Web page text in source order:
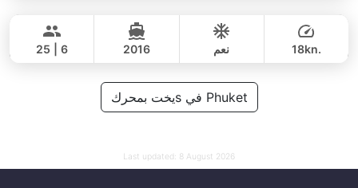
61,200 THB
LEOPARD 51FT
25 | 6 2016 نعم 18kn.
يخت بمحركs في Phuket
Last updated: 8 August 2026